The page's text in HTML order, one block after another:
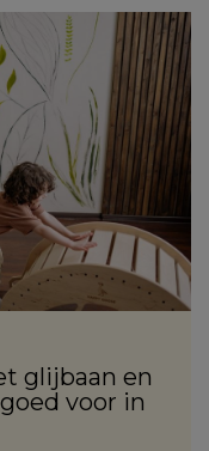
glijbaan en
voor in